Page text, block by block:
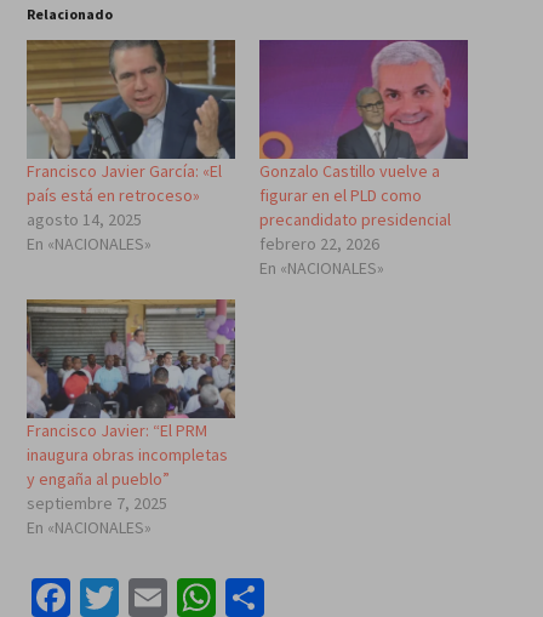
Relacionado
Francisco Javier García: «El
país está en retroceso»
agosto 14, 2025
En «NACIONALES»
Gonzalo Castillo vuelve a
figurar en el PLD como
precandidato presidencial
febrero 22, 2026
En «NACIONALES»
Francisco Javier: “El PRM
inaugura obras incompletas
y engaña al pueblo”
septiembre 7, 2025
En «NACIONALES»
Facebook
Twitter
EmailWhatsApp
Compartir